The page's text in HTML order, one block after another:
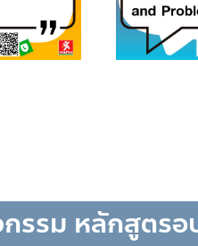
รรม หลักสูตร